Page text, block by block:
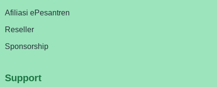
Afiliasi ePesantren
Reseller
Sponsorship
Support